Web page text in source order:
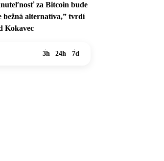
za Bitcoin bude
bežná alternatíva,” tvrdí
Kokavec
3h 24h 7d